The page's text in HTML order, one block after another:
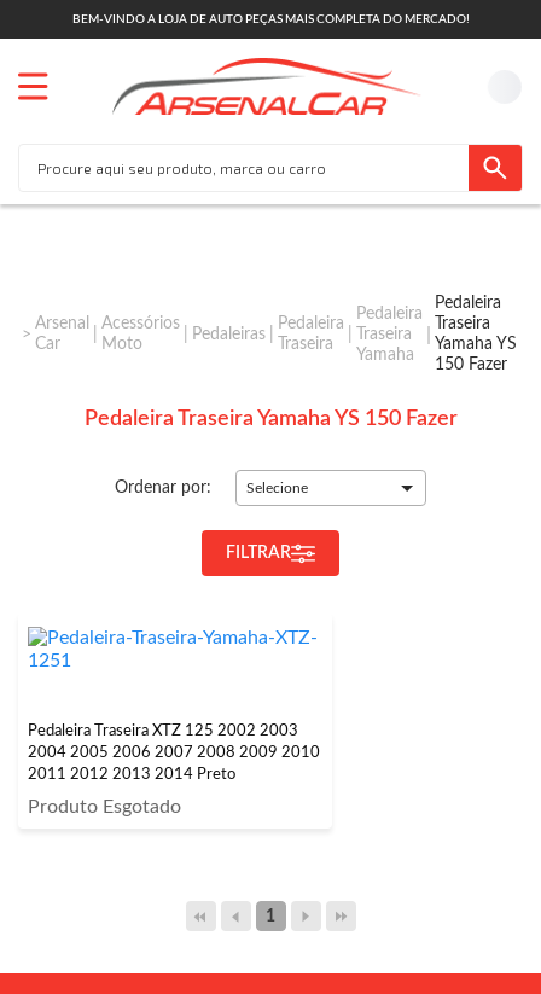
BEM-VINDO A LOJA DE AUTO PEÇAS MAIS COMPLETA DO MERCADO!
Arsenal
Car
Acessórios
Moto
Pedaleiras
Pedaleira
Traseira
Pedaleira
Traseira
Yamaha
Pedaleira
Traseira
Yamaha YS
150 Fazer
Pedaleira Traseira Yamaha YS 150 Fazer
Ordenar por: Selecione
FILTRAR
Pedaleira Traseira XTZ 125 2002 2003
2004 2005 2006 2007 2008 2009 2010
2011 2012 2013 2014 Preto
Produto Esgotado
1